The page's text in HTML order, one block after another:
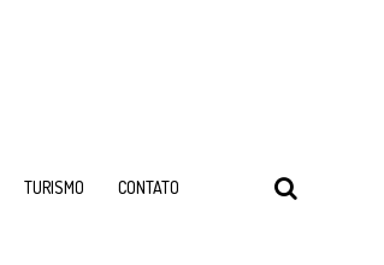
TURISMO CONTATO